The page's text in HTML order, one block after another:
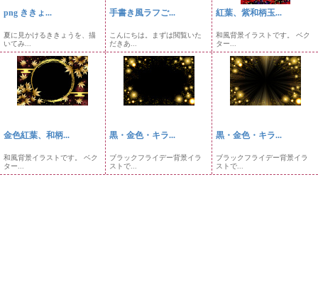
png ききょ...
夏に見かけるききょうを、描
いてみ...
手書き風ラフご...
こんにちは。まずは閲覧いた
だきあ...
紅葉、紫和柄玉...
和風背景イラストです。 ベク
ター...
金色紅葉、和柄...
和風背景イラストです。 ベク
ター...
黒・金色・キラ...
ブラックフライデー背景イラ
ストで...
黒・金色・キラ...
ブラックフライデー背景イラ
ストで...